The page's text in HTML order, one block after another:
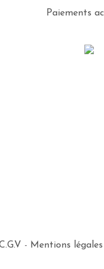
Paiements
- Mentions légales